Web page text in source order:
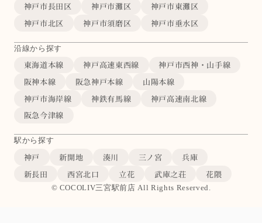
神戸市長田区
神戸市灘区
神戸市東灘区
神戸市北区
神戸市須磨区 神戸市垂水区
沿線から探す
東海道本線 神戸高速東西線
神戸市西神・山手線
阪神本線
阪急神戸本線
山陽本線
神戸市海岸線
神鉄有馬線
神戸高速南北線
阪急今津線
駅から探す
神戸 新開地 湊川 三ノ宮
兵庫
新長田
西宮北口 立花 武庫之荘 花隈
© COCOLIV三宮駅前店 All Rights Reserved.